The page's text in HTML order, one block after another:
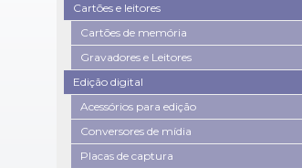
Cartões e leitores
Cartões de memória
Gravadores e Leitores
Edição digital
Acessórios para edição
Conversores de mídia
Placas de captura